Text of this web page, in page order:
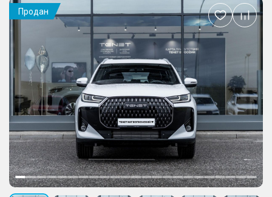
Продан
Добавить
в
избранное